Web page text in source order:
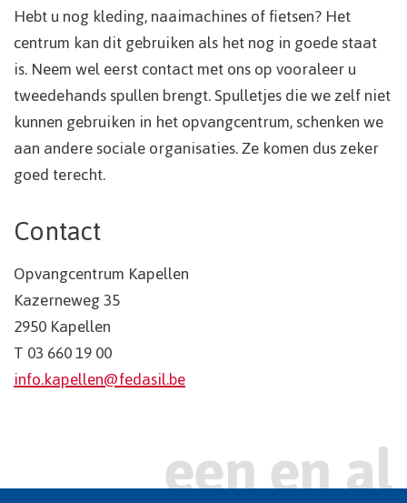
Hebt u nog kleding, naaimachines of fietsen? Het
centrum kan dit gebruiken als het nog in goede staat
is. Neem wel eerst contact met ons op vooraleer u
tweedehands spullen brengt. Spulletjes die we zelf niet
kunnen gebruiken in het opvangcentrum, schenken we
aan andere sociale organisaties. Ze komen dus zeker
goed terecht.
Contact
Opvangcentrum Kapellen
Kazerneweg 35
2950 Kapellen
T 03 660 19 00
info.kapellen@fedasil.be